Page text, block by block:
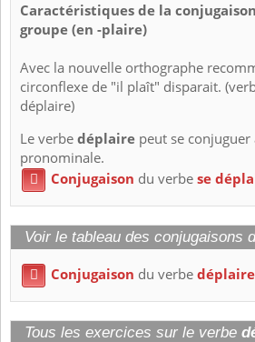
Caractéristiques de la
groupe (en -plaire)
Avec la nouvelle orthographe
circonflexe de "il plaît" disparait.
déplaire)
Le verbedéplaire peut se
pronominale.
 Conjugaison du verbese
Voir le tableau des conjugaisons
 Conjugaison du verbedéplaire
Tous les exercices sur le verbe